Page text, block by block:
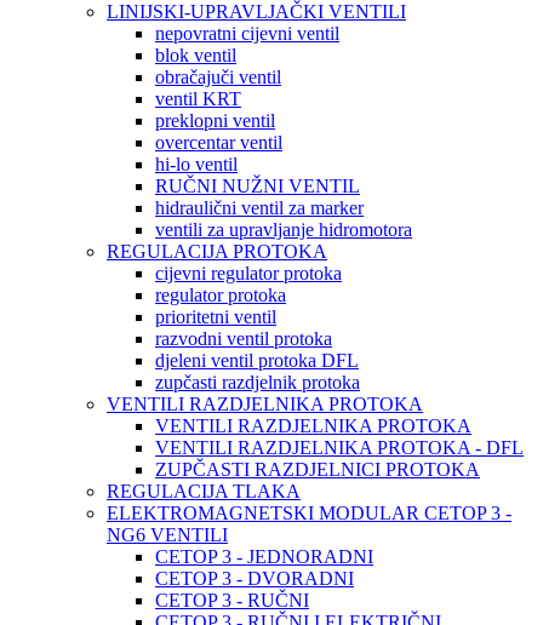
LINIJSKI-UPRAVLJAČKI VENTILI
nepovratni cijevni ventil
blok ventil
obračajuči ventil
ventil KRT
preklopni ventil
overcentar ventil
hi-lo ventil
RUČNI NUŽNI VENTIL
hidraulični ventil za marker
ventili za upravljanje hidromotora
REGULACIJA PROTOKA
cijevni regulator protoka
regulator protoka
prioritetni ventil
razvodni ventil protoka
djeleni ventil protoka DFL
zupčasti razdjelnik protoka
VENTILI RAZDJELNIKA PROTOKA
VENTILI RAZDJELNIKA PROTOKA
VENTILI RAZDJELNIKA PROTOKA - DFL
ZUPČASTI RAZDJELNICI PROTOKA
REGULACIJA TLAKA
ELEKTROMAGNETSKI MODULAR CETOP 3 -
NG6 VENTILI
CETOP 3 - JEDNORADNI
CETOP 3 - DVORADNI
CETOP 3 - RUČNI